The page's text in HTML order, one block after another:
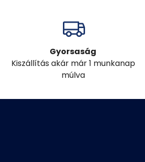
Gyorsaság
Kiszállítás akár már 1 munkanap
múlva